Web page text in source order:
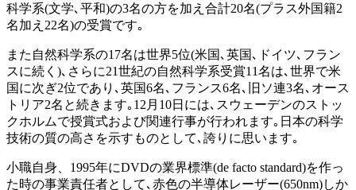
科学系(文学､平和)の3名の方を加え合計20名(プラス外国籍2
名加え22名)の受賞です｡
また自然科学系の17名は世界5位(米国､英国､ドイツ､フラン
スに続く)､さらに21世紀の自然科学系受賞11名は､世界で米
国に次ぎ2位であり､英国6名､フランス6名､旧ソ連3名､オース
トリア2名と続きます｡12月10日には､スウェーデンのストッ
クホルムで授賞式および関連行事が行われます｡日本の科学
技術の質の高さを示すものとして､誇りに思います｡
小職自身、1995年にDVDの業界標準(de facto standard)を作っ
た時の事業責任者として､赤色の半導体レーザー(650nm)しか